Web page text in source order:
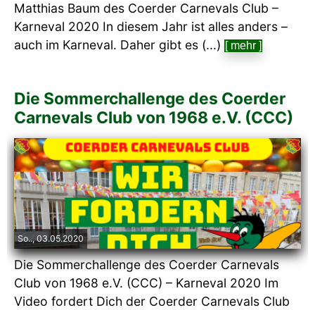
Matthias Baum des Coerder Carnevals Club –
Karneval 2020 In diesem Jahr ist alles anders –
auch im Karneval. Daher gibt es (...) [ mehr ]
Die Sommerchallenge des Coerder
Carnevals Club von 1968 e.V. (CCC)
So.., 03.05.2020
Die Sommerchallenge des Coerder Carnevals
Club von 1968 e.V. (CCC) – Karneval 2020 Im
Video fordert Dich der Coerder Carnevals Club